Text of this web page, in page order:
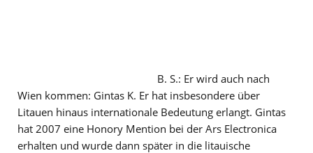
B. S.: Er wird auch nach
Wien kommen: Gintas K. Er hat insbesondere über
Litauen hinaus internationale Bedeutung erlangt. Gintas
hat 2007 eine Honory Mention bei der Ars Electronica
erhalten und wurde dann später in die litauische